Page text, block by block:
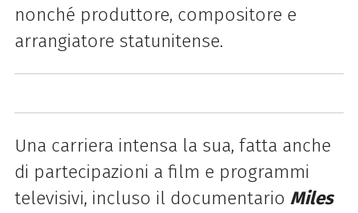
nonché produttore, compositore e
arrangiatore statunitense.
Una carriera intensa la sua, fatta anche
di partecipazioni a film e programmi
televisivi, incluso il documentario Miles